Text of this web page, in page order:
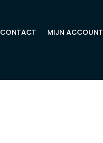
CONTACT MIJN ACCOUNT